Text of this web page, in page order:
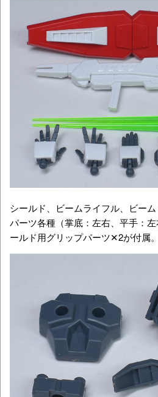
シールド、ビームライフル、ビー
パーツ各種（掌底：左右、平手：
ールド用グリップパーツ✕2が付属。